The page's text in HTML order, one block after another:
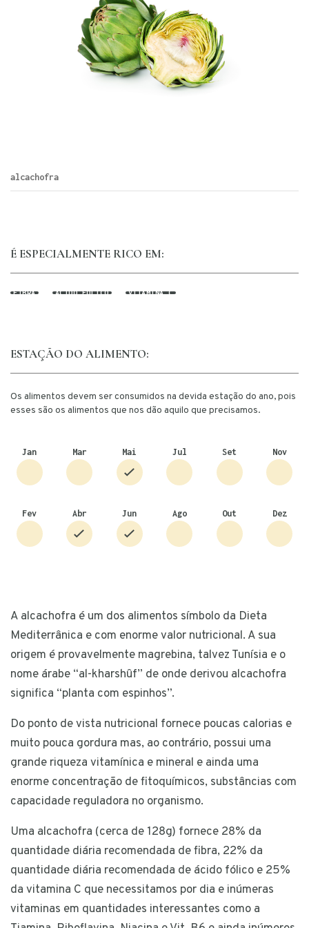
alcachofra
A alcachofra é um dos alimentos símbolo da Dieta
Mediterrânica e com enorme valor nutricional. A sua
origem é provavelmente magrebina, talvez Tunísia e o
nome árabe “al-kharshûf” de onde derivou alcachofra
significa “planta com espinhos”.
Do ponto de vista nutricional fornece poucas calorias e
muito pouca gordura mas, ao contrário, possui uma
grande riqueza vitamínica e mineral e ainda uma
enorme concentração de fitoquímicos, substâncias com
capacidade reguladora no organismo.
Uma alcachofra (cerca de 128g) fornece 28% da
quantidade diária recomendada de fibra, 22% da
quantidade diária recomendada de ácido fólico e 25%
da vitamina C que necessitamos por dia e inúmeras
vitaminas em quantidades interessantes como a
É ESPECIALMENTE RICO EM:
FIBRA ÁCIDO FÓLICO VITAMINA C
ESTAÇÃO DO ALIMENTO:
Os alimentos devem ser consumidos na devida estação do ano, pois
esses são os alimentos que nos dão aquilo que precisamos.
Jan
Fev
Mar
Abr
Mai
Jun
Jul
Ago
Set
Out
Nov
Dez